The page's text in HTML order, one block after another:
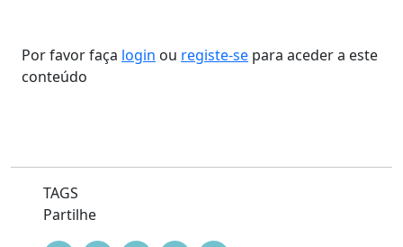
Por favor faça login ou registe-se para aceder a este
conteúdo
TAGS
Partilhe